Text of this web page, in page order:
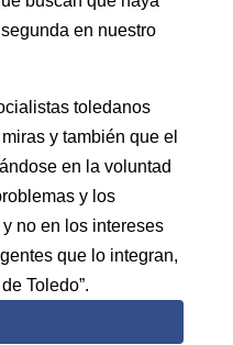
en nuestro
toledanos
y también que el
en la voluntad
y los
no en los intereses
que lo integran,
Toledo”.